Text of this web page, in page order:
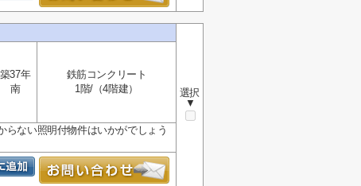
選択
▼
築37年
南
鉄筋コンクリート
1階/（4階建）
らない照明付物件はいかがでしょう